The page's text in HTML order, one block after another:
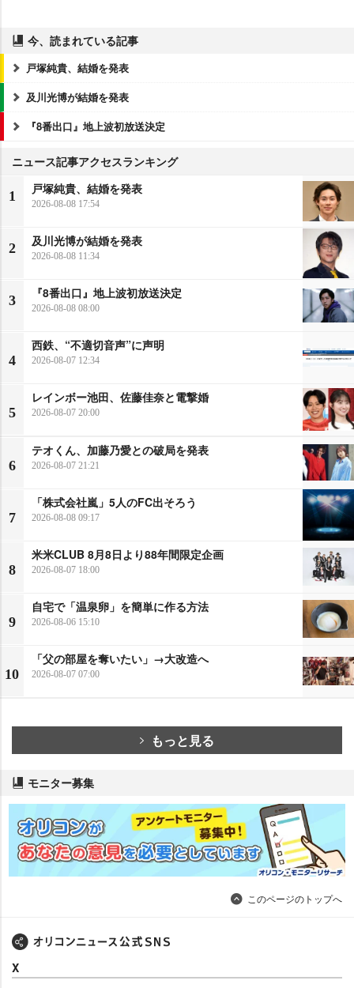
今、読まれている記事
戸塚純貴、結婚を発表
及川光博が結婚を発表
『8番出口』地上波初放送決定
ニュース記事アクセスランキング
1
戸塚純貴、結婚を発表
2026-08-08 17:54
2
及川光博が結婚を発表
2026-08-08 11:34
3
『8番出口』地上波初放送決定
2026-08-08 08:00
4
西鉄、“不適切音声”に声明
2026-08-07 12:34
5
レインボー池田、佐藤佳奈と電撃婚
2026-08-07 20:00
6
テオくん、加藤乃愛との破局を発表
2026-08-07 21:21
7
「株式会社嵐」5人のFC出そろう
2026-08-08 09:17
8
米米CLUB 8月8日より88年間限定企画
2026-08-07 18:00
9
自宅で「温泉卵」を簡単に作る方法
2026-08-06 15:10
10
「父の部屋を奪いたい」→大改造へ
2026-08-07 07:00
もっと見る
モニター募集
このページのトップへ
X